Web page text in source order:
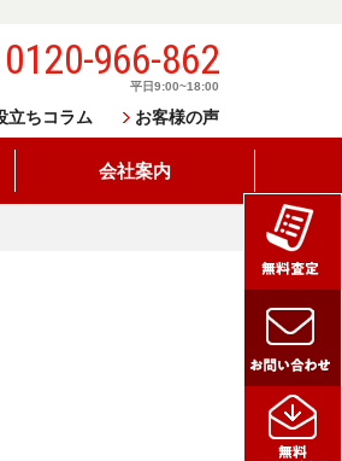
0120-966-862
平日9:00~18:00
立ちコラム お客様の声
会社案内